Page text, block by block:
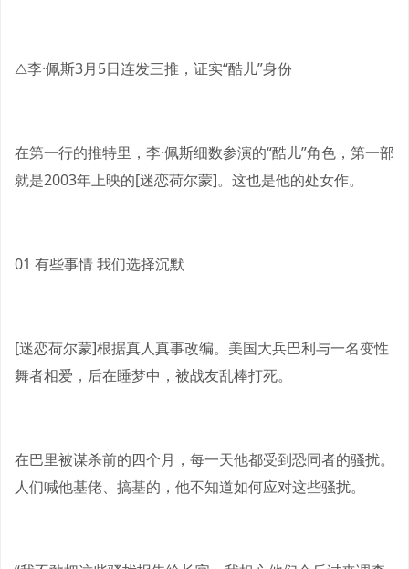
△李·佩斯3月5日连发三推，证实“酷儿”身份
在第一行的推特里，李·佩斯细数参演的“酷儿”角色，第一部
就是2003年上映的[迷恋荷尔蒙]。这也是他的处女作。
01 有些事情 我们选择沉默
[迷恋荷尔蒙]根据真人真事改编。美国大兵巴利与一名变性
舞者相爱，后在睡梦中，被战友乱棒打死。
在巴里被谋杀前的四个月，每一天他都受到恐同者的骚扰。
人们喊他基佬、搞基的，他不知道如何应对这些骚扰。